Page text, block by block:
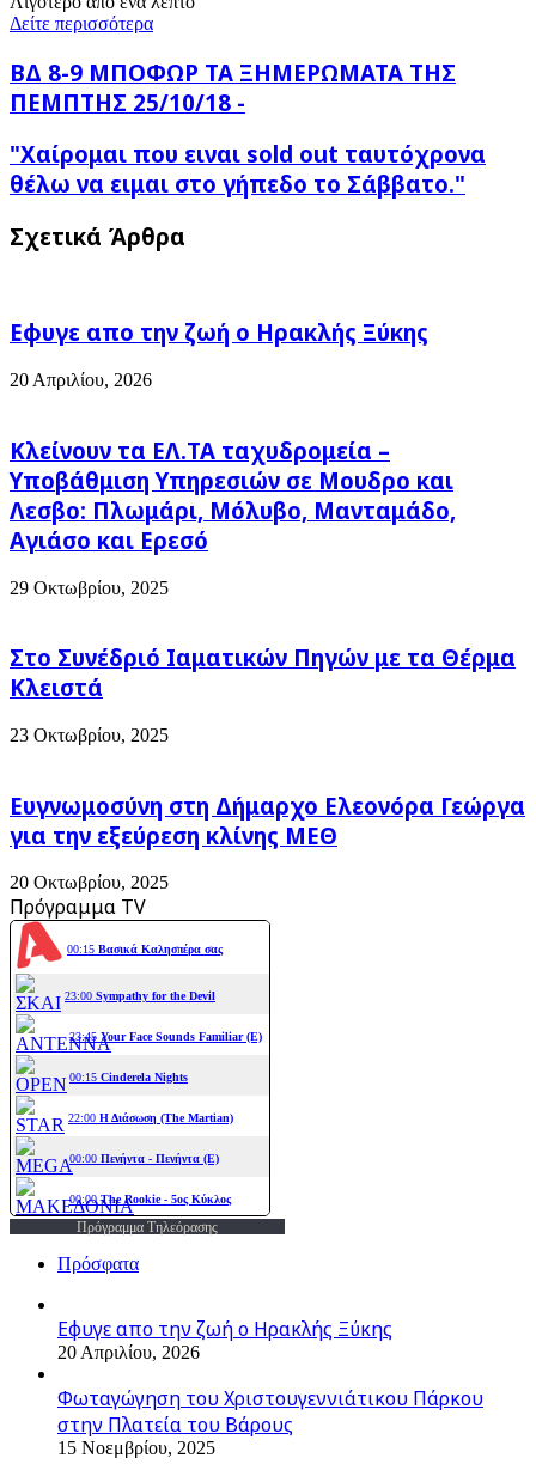
Δείτε περισσότερα
ΒΔ
8-
9
ΤΑ
ΞΗΜΕΡΩΜΑΤΑ
ΤΗΣ
25/10/18
ΒΔ 8-9 ΜΠΟΦΩΡ ΤΑ ΞΗΜΕΡΩΜΑΤΑ ΤΗΣ
ΠΕΜΠΤΗΣ 25/10/18 -
"Χαίρομαι
που
ειναι
out
ταυτόχρονα
ειμαι
στο
το
"Χαίρομαι που ειναι sold out ταυτόχρονα
θέλω να ειμαι στο γήπεδο το Σάββατο."
Σχετικά Άρθρα
Εφυγε απο την ζωή o Ηρακλής Ξύκης
20 Απριλίου, 2026
Κλείνουν τα ΕΛ.ΤΑ ταχυδρομεία –
Υποβάθμιση Υπηρεσιών σε Μουδρο και
Λεσβο: Πλωμάρι, Μόλυβο, Μανταμάδο,
Αγιάσο και Ερεσό
29 Οκτωβρίου, 2025
Στο Συνέδριό Ιαματικών Πηγών με τα Θέρμα
Κλειστά
23 Οκτωβρίου, 2025
Ευγνωμοσύνη στη Δήμαρχο Ελεονόρα Γεώργα
για την εξεύρεση κλίνης ΜΕΘ
20 Οκτωβρίου, 2025
Πρόγραμμα TV
Πρόγραμμα Τηλεόρασης
Πρόσφατα
Εφυγε απο την ζωή o Ηρακλής Ξύκης
20 Απριλίου, 2026
Φωταγώγηση του Χριστουγεννιάτικου Πάρκου
στην Πλατεία του Βάρους
15 Νοεμβρίου, 2025